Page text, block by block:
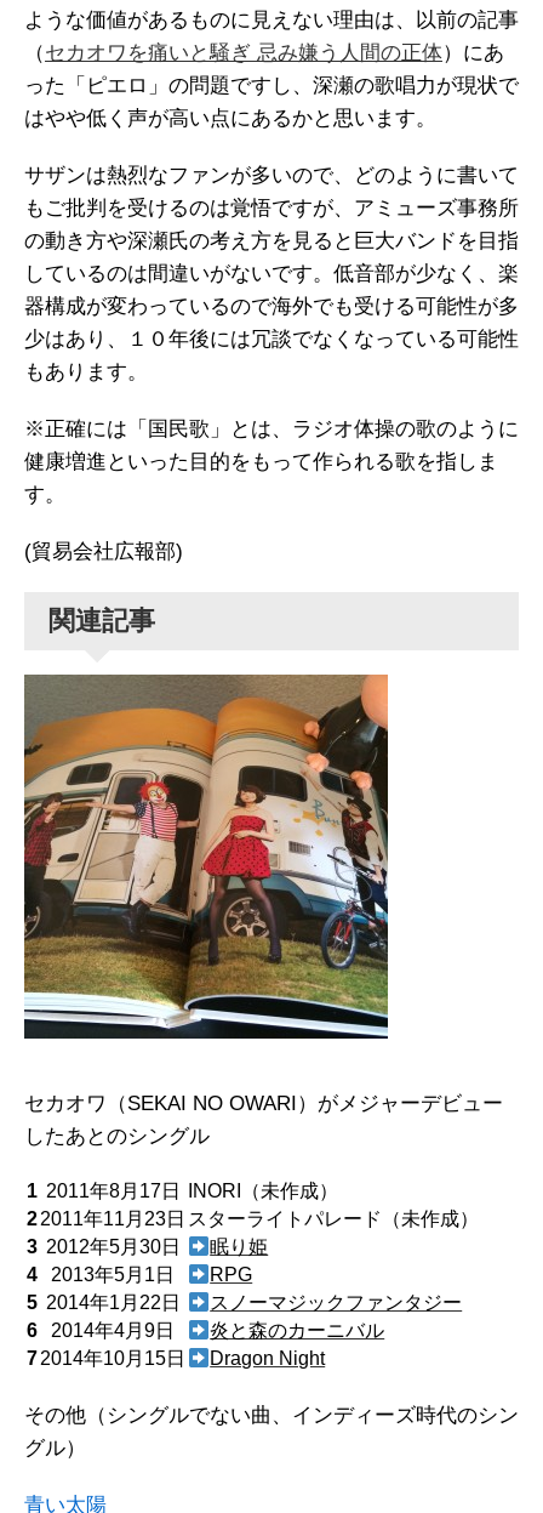
ような価値があるものに見えない理由は、以前の記事
（セカオワを痛いと騒ぎ 忌み嫌う人間の正体）にあ
った「ピエロ」の問題ですし、深瀬の歌唱力が現状で
はやや低く声が高い点にあるかと思います。
サザンは熱烈なファンが多いので、どのように書いて
もご批判を受けるのは覚悟ですが、アミューズ事務所
の動き方や深瀬氏の考え方を見ると巨大バンドを目指
しているのは間違いがないです。低音部が少なく、楽
器構成が変わっているので海外でも受ける可能性が多
少はあり、１０年後には冗談でなくなっている可能性
もあります。
※正確には「国民歌」とは、ラジオ体操の歌のように
健康増進といった目的をもって作られる歌を指しま
す。
(貿易会社広報部)
関連記事
セカオワ（SEKAI NO OWARI）がメジャーデビュー
したあとのシングル
1 2011年8月17日
INORI（未作成）
22011年11月23日 スターライトパレード（未作成）
3 2012年5月30日
眠り姫
4
2013年5月1日
RPG
5 2014年1月22日
スノーマジックファンタジー
6
2014年4月9日
炎と森のカーニバル
72014年10月15日 Dragon Night
その他（シングルでない曲、インディーズ時代のシン
グル）
青い太陽